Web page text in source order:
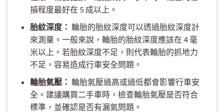
損程度最好在 5 成以上。
胎紋深度： 輪胎的胎紋深度可以透過胎紋深度計
來測量。一般來說，輪胎的胎紋深度應該在 4 毫
米以上。若胎紋深度不足，則代表輪胎的抓地力
不足，容易造成行車安全問題。
輪胎氣壓： 輪胎氣壓過高或過低都會影響行車安
全。建議購買二手車時，檢查輪胎氣壓是否符合
標準，並確認是否有漏氣問題。